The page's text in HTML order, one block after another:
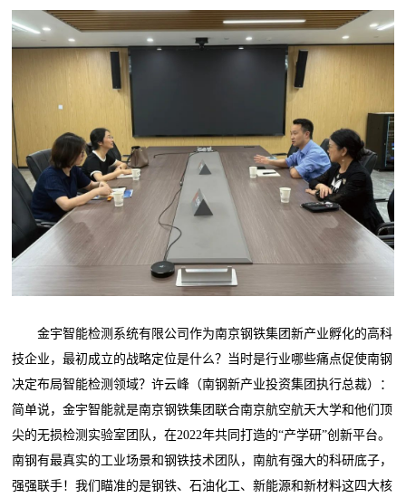
金宇智能检测系统有限公司作为南京钢铁集团新产业孵化的高科
技企业，最初成立的战略定位是什么？当时是行业哪些痛点促使南钢
决定布局智能检测领域？许云峰（南钢新产业投资集团执行总裁）：
简单说，金宇智能就是南京钢铁集团联合南京航空航天大学和他们顶
尖的无损检测实验室团队，在2022年共同打造的“产学研”创新平台。
南钢有最真实的工业场景和钢铁技术团队，南航有强大的科研底子，
强强联手！我们瞄准的是钢铁、石油化工、新能源和新材料这四大核